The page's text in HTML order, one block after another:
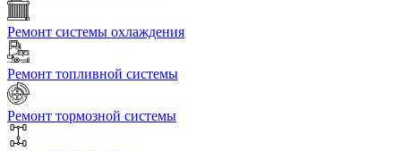
Ремонт системы охлаждения
Ремонт топливной системы
Ремонт тормозной системы